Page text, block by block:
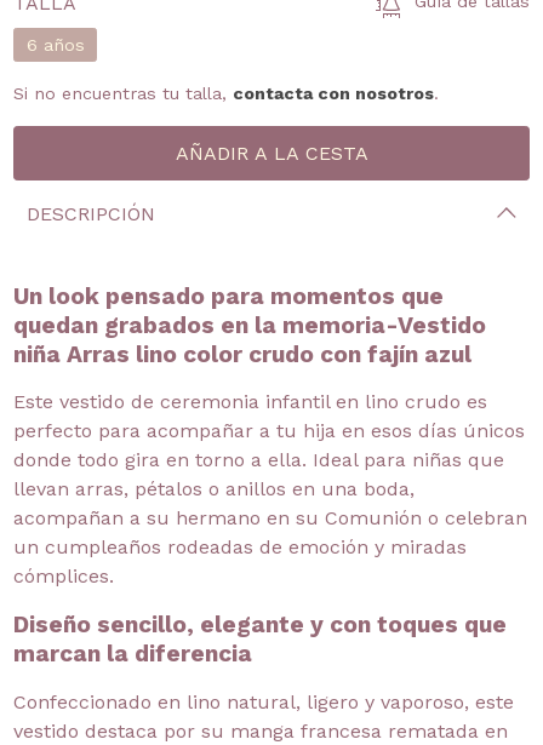
6 años
Si no encuentras tu talla, contacta con nosotros.
DESCRIPCIÓN
Un look pensado para momentos que
quedan grabados en la memoria-Vestido
niña Arras lino color crudo con fajín azul
Este vestido de ceremonia infantil en lino crudo es
perfecto para acompañar a tu hija en esos días únicos
donde todo gira en torno a ella. Ideal para niñas que
llevan arras, pétalos o anillos en una boda,
acompañan a su hermano en su Comunión o celebran
un cumpleaños rodeadas de emoción y miradas
cómplices.
Diseño sencillo, elegante y con toques que
marcan la diferencia
Confeccionado en lino natural, ligero y vaporoso, este
vestido destaca por su manga francesa rematada en